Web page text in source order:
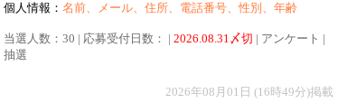
個人情報： 名前、メール、住所、電話番号、性別、年齢
当選人数：30 | 応募受付日数： | 2026.08.31〆切 | アンケート |
抽選
2026年08月01日 (16時49分)掲載